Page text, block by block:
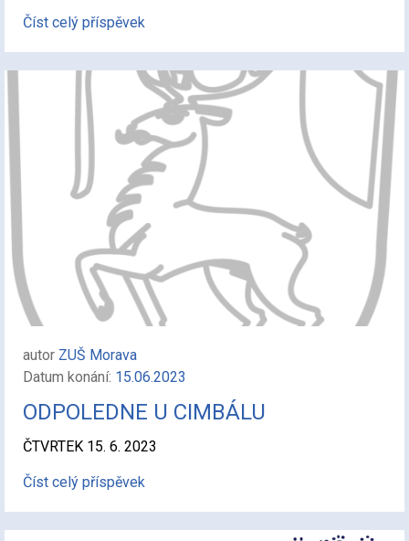
Číst celý příspěvek
autor ZUŠ Morava
Datum konání: 15.06.2023
ODPOLEDNE U CIMBÁLU
ČTVRTEK 15. 6. 2023
Číst celý příspěvek